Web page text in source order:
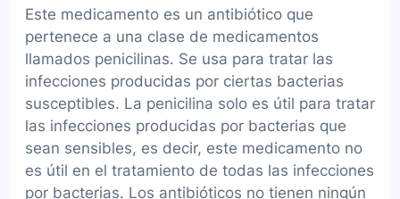
Este medicamento es un antibiótico que
pertenece a una clase de medicamentos
llamados penicilinas. Se usa para tratar las
infecciones producidas por ciertas bacterias
susceptibles. La penicilina solo es útil para tratar
las infecciones producidas por bacterias que
sean sensibles, es decir, este medicamento no
es útil en el tratamiento de todas las infecciones
por bacterias. Los antibióticos no tienen ningún